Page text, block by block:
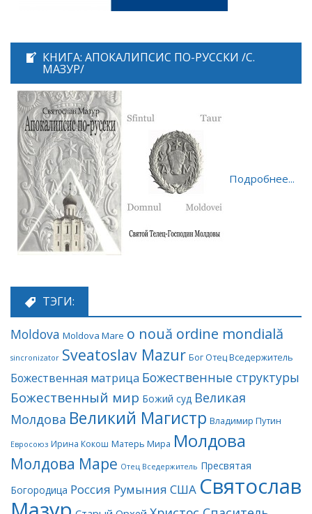
КНИГА: АПОКАЛИПСИС ПО-РУССКИ /С.
МАЗУР/
Подробнее...
ТЭГИ:
Moldova Moldova Mare o nouă ordine mondială
sincronizator Sveatoslav Mazur Бог Отец Вседержитель
Божественная матрица Божественные структуры
Божественный мир Божий суд Великая
Молдова Великий Магистр Владимир Путин
Евросоюз Ирина Кокош Матерь Мира Молдова
Молдова Маре Отец Вседержитель Пресвятая
Богородица Россия Румыния США Святослав